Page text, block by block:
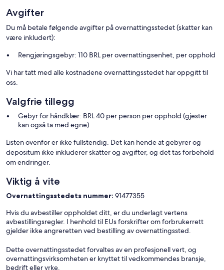
Avgifter
Du må betale følgende avgifter på overnattingsstedet (skatter kan
være inkludert):
Rengjøringsgebyr: 110 BRL per overnattingsenhet, per opphold
Vi har tatt med alle kostnadene overnattingsstedet har oppgitt til
oss.
Valgfrie tillegg
Gebyr for håndklær: BRL 40 per person per opphold (gjester
kan også ta med egne)
Listen ovenfor er ikke fullstendig. Det kan hende at gebyrer og
depositum ikke inkluderer skatter og avgifter, og det tas forbehold
om endringer.
Viktig å vite
Overnattingsstedets nummer: 91477355
Hvis du avbestiller oppholdet ditt, er du underlagt vertens
avbestillingsregler. I henhold til EUs forskrifter om forbrukerrett
gjelder ikke angreretten ved bestilling av overnattingssted.
Dette overnattingsstedet forvaltes av en profesjonell vert, og
overnattingsvirksomheten er knyttet til vedkommendes bransje,
bedrift eller yrke.